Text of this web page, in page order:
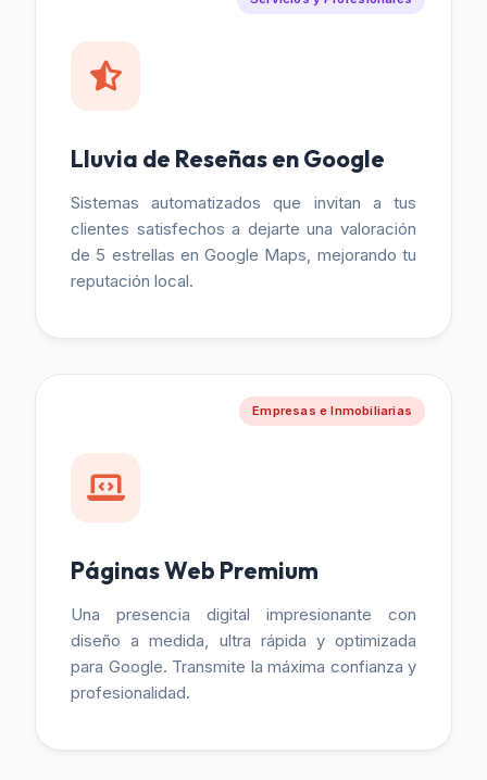
Lluvia de Reseñas en Google
Sistemas automatizados que invitan a tus
clientes satisfechos a dejarte una valoración
de 5 estrellas en Google Maps, mejorando tu
reputación local.
Empresas e Inmobiliarias
Páginas Web Premium
Una presencia digital impresionante con
diseño a medida, ultra rápida y optimizada
para Google. Transmite la máxima confianza y
profesionalidad.